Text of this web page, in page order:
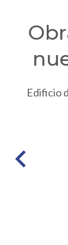
Edificio